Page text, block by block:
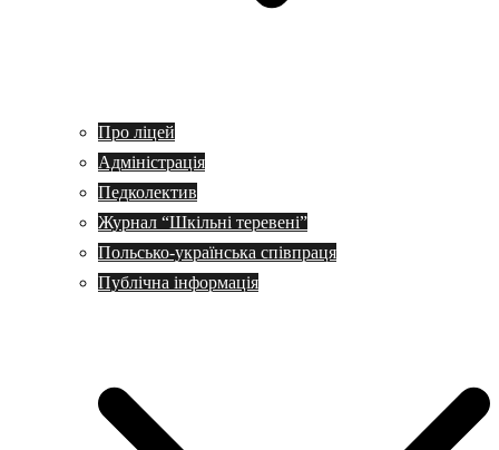
Про ліцей
Адміністрація
Педколектив
Журнал “Шкільні теревені”
Польсько-українська співпраця
Публічна інформація